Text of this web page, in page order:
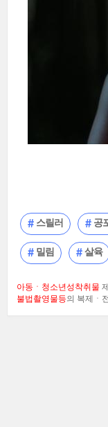
스릴러 공
밀림 살육
아동ㆍ청소년성착취물
불법촬영물등의 복제ㆍ